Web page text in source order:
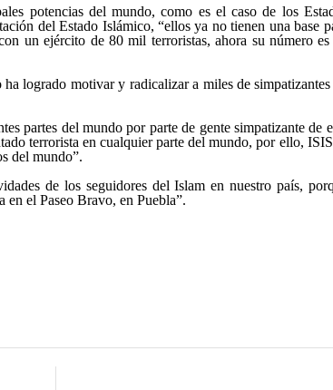
potencias del mundo, como es el caso de los
del Estado Islámico, “ellos ya no tienen una base
un ejército de 80 mil terroristas, ahora su número es
logrado motivar y radicalizar a miles de simpatizantes
partes del mundo por parte de gente simpatizante de
terrorista en cualquier parte del mundo, por ello,
del mundo”.
de los seguidores del Islam en nuestro país,
en el Paseo Bravo, en Puebla”.